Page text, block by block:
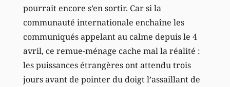
pourrait encore s’en sortir. Car si la
communauté internationale enchaîne les
communiqués appelant au calme depuis le 4
avril, ce remue-ménage cache mal la réalité :
les puissances étrangères ont attendu trois
jours avant de pointer du doigt l’assaillant de